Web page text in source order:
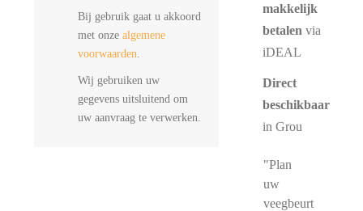
Bij gebruik gaat u akkoord
met onze algemene
voorwaarden.
Wij gebruiken uw
gegevens uitsluitend om
uw aanvraag te verwerken.
makkelijk
betalen via
iDEAL
Direct
beschikbaar
in Grou
"Plan
uw
veegbeurt